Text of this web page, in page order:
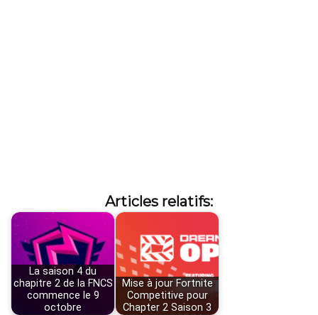
Articles relatifs:
La saison 4 du
chapitre 2 de la FNCS
commence le 9
octobre
Mise à jour Fortnite
Competitive pour
Chapter 2 Saison 3